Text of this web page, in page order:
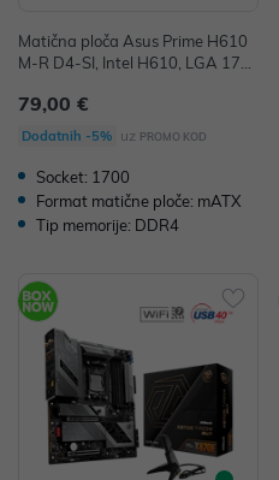
Matična ploča Asus Prime H610
M-R D4-SI, Intel H610, LGA 170
79,00 €
Dodatnih -5% uz PROMO KOD
Socket: 1700
Format matične ploče: mATX
Tip memorije: DDR4